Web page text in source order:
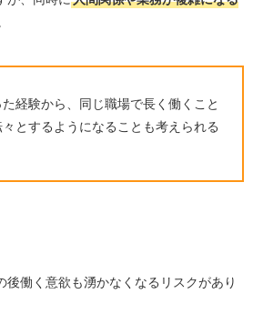
経験から、同じ職場で長く働くこと
とするようになることも考えられる
後働く意欲も湧かなくなるリスクがあり